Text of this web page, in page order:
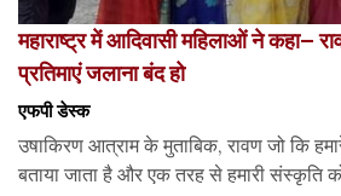
महाराष्ट्र में आदिवासी महिलाओं ने कहा–
प्रतिमाएं जलाना बंद हो
एफपी डेस्‍क
उषाकिरण आत्राम के मुताबिक, रावण जो कि
बताया जाता है और एक तरह से हमारी संस्कृति